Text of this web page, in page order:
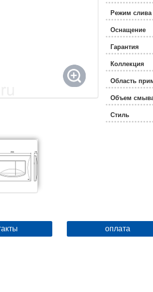
Режим
Оснащение
Гарантия
Коллекция
Область
Объем
Стиль
Межосевое
оплата